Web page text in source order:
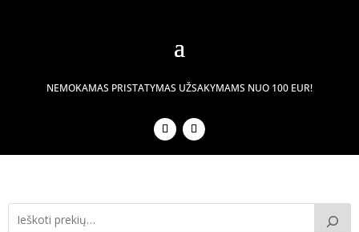
NEMOKAMAS PRISTATYMAS UŽSAKYMAMS NUO 100 EUR!